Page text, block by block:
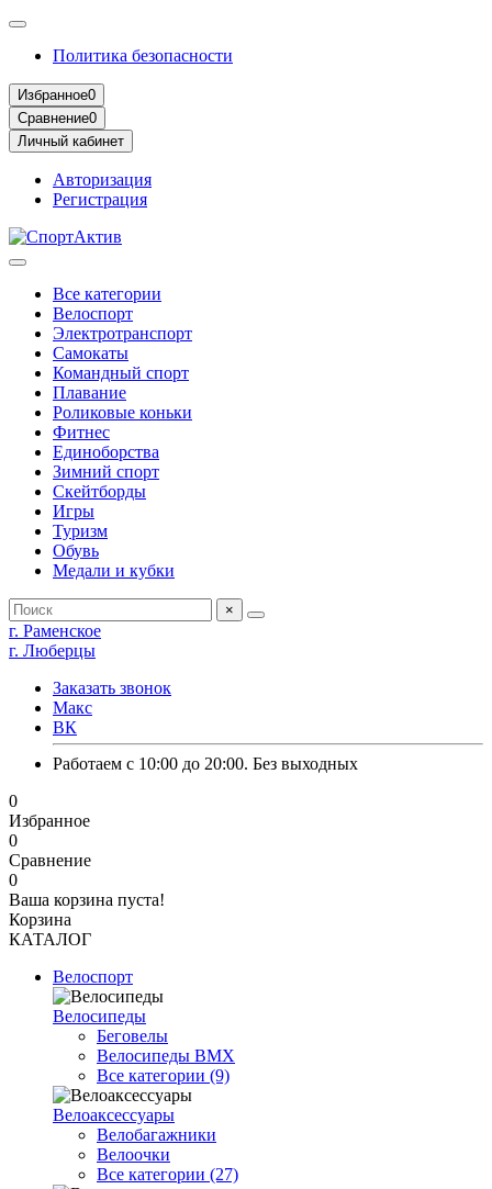
Политика безопасности
Избранное0
Сравнение0
Личный кабинет
Авторизация
Регистрация
Все категории
Велоспорт
Электротранспорт
Самокаты
Командный спорт
Плавание
Роликовые коньки
Фитнес
Единоборства
Зимний спорт
Скейтборды
Игры
Туризм
Обувь
Медали и кубки
×
г. Раменское
г. Люберцы
Заказать звонок
Макс
ВК
Работаем с 10:00 до 20:00. Без выходных
0
Избранное
0
Сравнение
0
Ваша корзина пуста!
Корзина
КАТАЛОГ
Велоспорт
Велосипеды
Беговелы
Велосипеды BMX
Все категории (9)
Велоаксессуары
Велобагажники
Велоочки
Все категории (27)